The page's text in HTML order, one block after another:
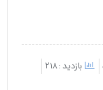
بازدید :218